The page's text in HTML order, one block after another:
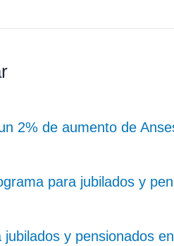
2% de aumento de
para jubilados y
y pensionados